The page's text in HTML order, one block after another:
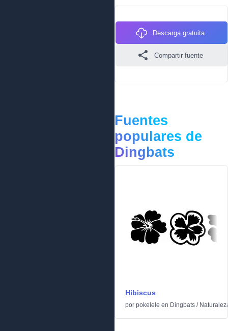
Descarga gratuita
Compartir fuente
Fuentes
populares de
Dingbats
Hibiscus
por pokelele en Dingbats /